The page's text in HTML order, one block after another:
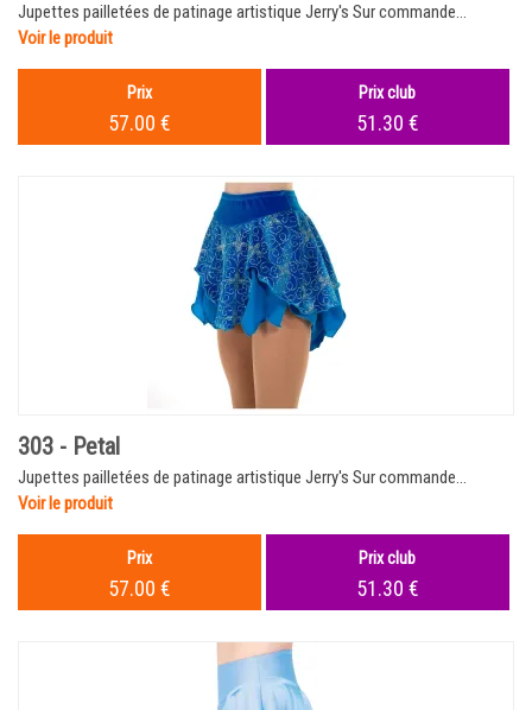
Jupettes pailletées de patinage artistique Jerry's Sur commande...
Voir le produit
Prix
57.00 €
Prix club
51.30 €
303 - Petal
Jupettes pailletées de patinage artistique Jerry's Sur commande...
Voir le produit
Prix
57.00 €
Prix club
51.30 €